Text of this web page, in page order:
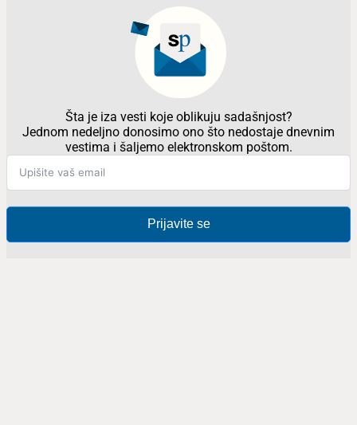
Šta je iza vesti koje oblikuju sadašnjost?
Jednom nedeljno donosimo ono što nedostaje dnevnim
vestima i šaljemo elektronskom poštom.
Prijavite se